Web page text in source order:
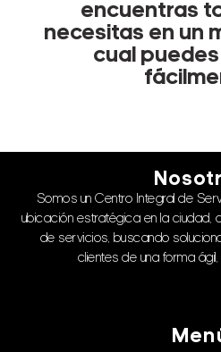
encuentras
necesitas en un
cual
Somos un Centro Integral de
ubicación estratégica en la ciudad,
de servicios, buscando
clientes de una forma